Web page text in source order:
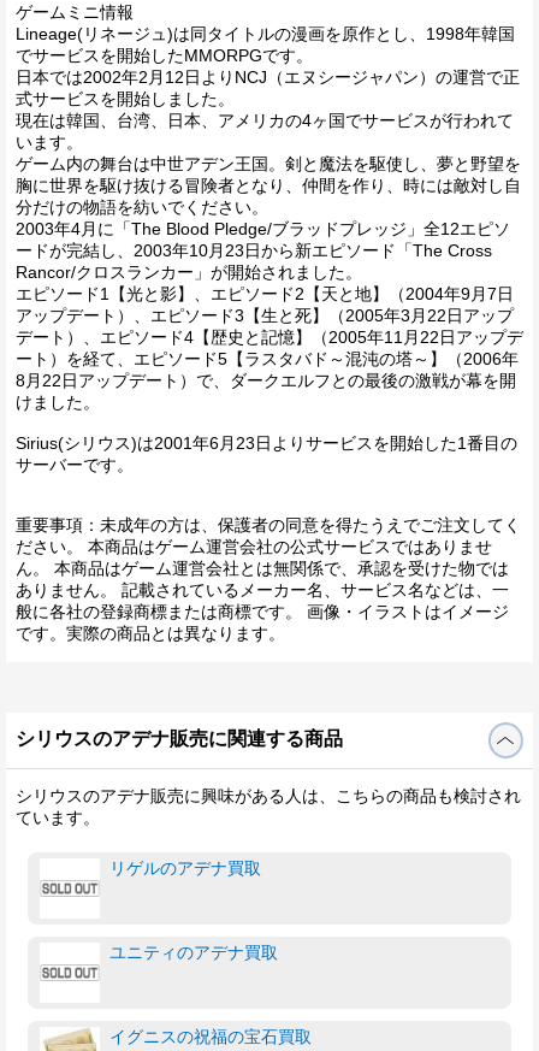
ゲームミニ情報
Lineage(リネージュ)は同タイトルの漫画を原作とし、1998年韓国
でサービスを開始したMMORPGです。
日本では2002年2月12日よりNCJ（エヌシージャパン）の運営で正
式サービスを開始しました。
現在は韓国、台湾、日本、アメリカの4ヶ国でサービスが行われて
います。
ゲーム内の舞台は中世アデン王国。剣と魔法を駆使し、夢と野望を
胸に世界を駆け抜ける冒険者となり、仲間を作り、時には敵対し自
分だけの物語を紡いでください。
2003年4月に「The Blood Pledge/ブラッドプレッジ」全12エピソ
ードが完結し、2003年10月23日から新エピソード「The Cross
Rancor/クロスランカー」が開始されました。
エピソード1【光と影】、エピソード2【天と地】（2004年9月7日
アップデート）、エピソード3【生と死】（2005年3月22日アップ
デート）、エピソード4【歴史と記憶】（2005年11月22日アップデ
ート）を経て、エピソード5【ラスタバド～混沌の塔～】（2006年
8月22日アップデート）で、ダークエルフとの最後の激戦が幕を開
けました。
Sirius(シリウス)は2001年6月23日よりサービスを開始した1番目の
サーバーです。
重要事項：未成年の方は、保護者の同意を得たうえでご注文してく
ださい。 本商品はゲーム運営会社の公式サービスではありませ
ん。 本商品はゲーム運営会社とは無関係で、承認を受けた物では
ありません。 記載されているメーカー名、サービス名などは、一
般に各社の登録商標または商標です。 画像・イラストはイメージ
です。実際の商品とは異なります。
シリウスのアデナ販売に関連する商品
シリウスのアデナ販売に興味がある人は、こちらの商品も検討され
ています。
リゲルのアデナ買取
ユニティのアデナ買取
イグニスの祝福の宝石買取